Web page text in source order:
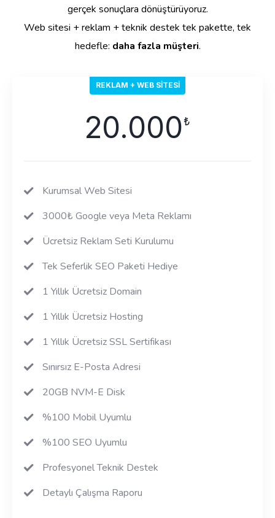
gerçek sonuçlara dönüştürüyoruz.
Web sitesi + reklam + teknik destek tek pakette, tek
hedefle: daha fazla müşteri.
REKLAM + WEB SITESI
20.000₺
Kurumsal Web Sitesi
3000₺ Google veya Meta Reklamı
Ücretsiz Reklam Seti Kurulumu
Tek Seferlik SEO Paketi Hediye
1 Yıllık Ücretsiz Domain
1 Yıllık Ücretsiz Hosting
1 Yıllık Ücretsiz SSL Sertifikası
Sınırsız E-Posta Adresi
20GB NVM-E Disk
%100 Mobil Uyumlu
%100 SEO Uyumlu
Profesyonel Teknik Destek
Detaylı Çalışma Raporu